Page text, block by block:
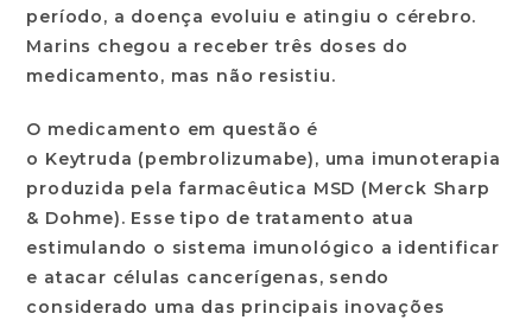
período, a doença evoluiu e atingiu o cérebro.
Marins chegou a receber três doses do
medicamento, mas não resistiu.
O medicamento em questão é
o Keytruda (pembrolizumabe), uma imunoterapia
produzida pela farmacêutica MSD (Merck Sharp
& Dohme). Esse tipo de tratamento atua
estimulando o sistema imunológico a identificar
e atacar células cancerígenas, sendo
considerado uma das principais inovações